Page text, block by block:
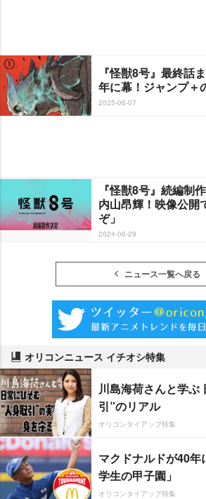
『怪獣8号』最終
年に幕！ジャンプ＋
2025-06-07
『怪獣8号』続編
内山昂輝！映像公開
ぞ」
2024-06-29
ニュース一覧へ戻る
オリコンニュース イチオシ特集
川島海荷さんと学ぶ
引”のリアル
オリコンタイアップ特集
マクドナルドが40
学生の甲子園」
オリコンタイアップ特集